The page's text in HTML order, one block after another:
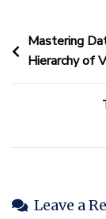
Post
navigation
Mastering
Hierarchy of
Leave a